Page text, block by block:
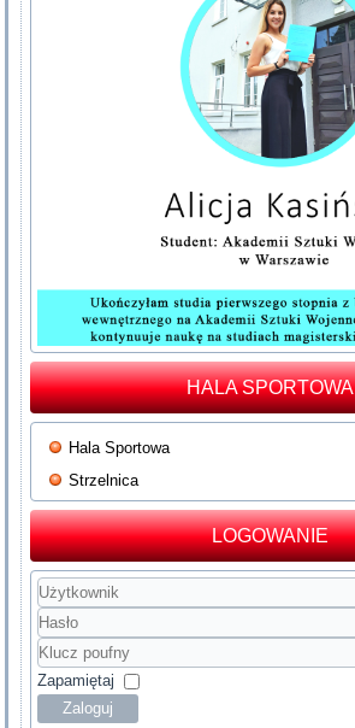
HALA SPORTOWA
Hala Sportowa
Strzelnica
LOGOWANIE
Użytkownik
Hasło
Klucz
poufny
Zapamiętaj
Zaloguj